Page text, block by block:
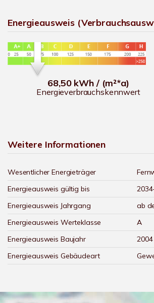
Energieausweis
68,50 kWh / (m²*a)
Energieverbrauchskennwert
Weitere Informationen
Wesentlicher Energieträger
Energieausweis gültig bis
Energieausweis Jahrgang
ab
Energieausweis Werteklasse
A
Energieausweis Baujahr
2004
Energieausweis Gebäudeart